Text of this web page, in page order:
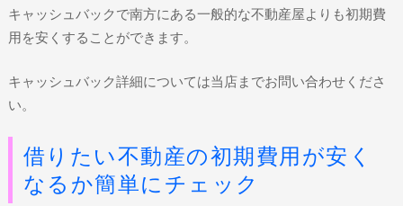
キャッシュバックで南方にある一般的な不動産屋よりも初期費
用を安くすることができます。
キャッシュバック詳細については当店までお問い合わせくださ
い。
借りたい不動産の初期費用が安く
なるか簡単にチェック